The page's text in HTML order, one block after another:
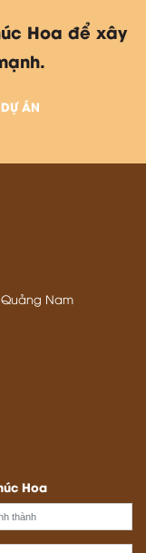
Hoa để xây
ÁN
Quảng Nam
Hoa